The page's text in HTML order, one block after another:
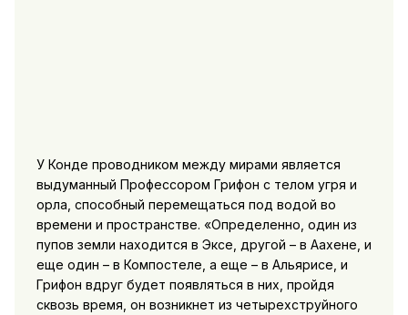
У Конде проводником между мирами является
выдуманный Профессором Грифон с телом угря и
орла, способный перемещаться под водой во
времени и пространстве. «Определенно, один из
пупов земли находится в Эксе, другой – в Аахене, и
еще один – в Компостеле, а еще – в Альярисе, и
Грифон вдруг будет появляться в них, пройдя
сквозь время, он возникнет из четырехструйного